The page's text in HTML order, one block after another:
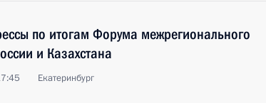
по итогам Форума межрегионального
и Казахстана
Екатеринбург